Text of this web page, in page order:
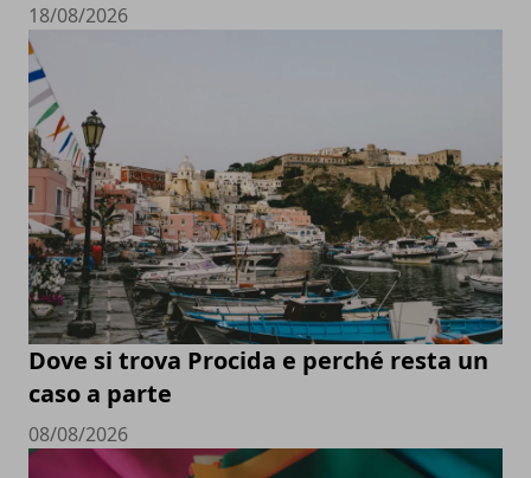
18/08/2026
Dove si trova Procida e perché resta un
caso a parte
08/08/2026